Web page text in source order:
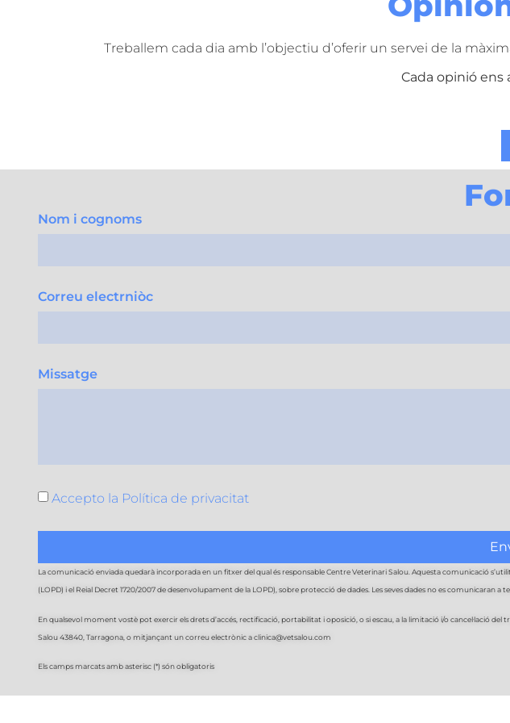
Treballem cada dia amb l’objectiu d’oferir un servei de la
Cada opinió ens
Nom i cognoms
Correu electrniòc
Missatge
Accepto la Política de privacitat
La comunicació enviada quedarà incorporada en un fitxer del qual és responsable Centre Veterinari Salou. Aquesta comunicació
(LOPD) i el Reial Decret 1720/2007 de desenvolupament de la LOPD), sobre protecció de dades. Les seves dades no es comunicaran
En qualsevol moment vostè pot exercir els drets d’accés, rectificació, portabilitat i oposició, o si escau, a la limitació i/o cancel·lació
Salou 43840, Tarragona​, o mitjançant un correu electrònic a clinica@vetsalou.com
Els camps marcats amb asterisc (*) són obligatoris